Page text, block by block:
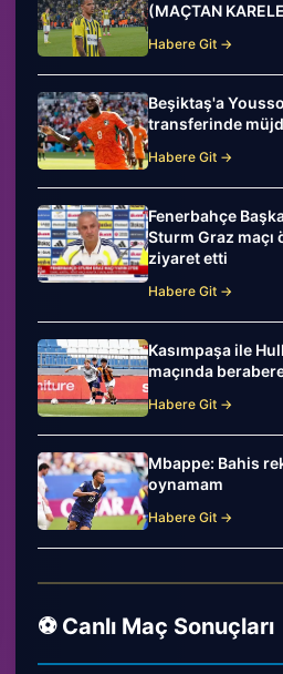
(MAÇTAN
Habere Git →
Beşiktaş'a
transferinde
Habere Git →
Fenerbahçe
Sturm Graz maçı
ziyaret etti
Habere Git →
Kasımpaşa ile
maçında
Habere Git →
Mbappe: Bahis
oynamam
Habere Git →
⚽ Canlı Maç Sonuçları